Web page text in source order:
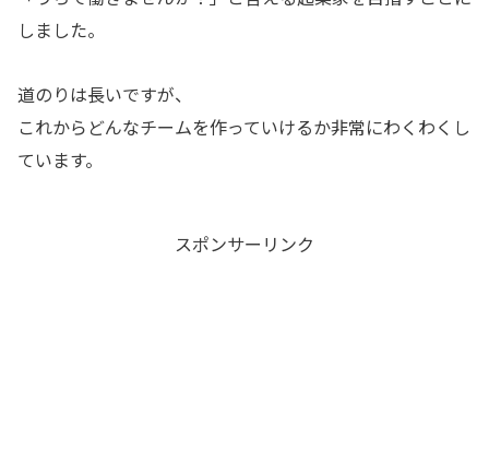
しました。
道のりは長いですが、
これからどんなチームを作っていけるか非常にわくわくし
ています。
スポンサーリンク